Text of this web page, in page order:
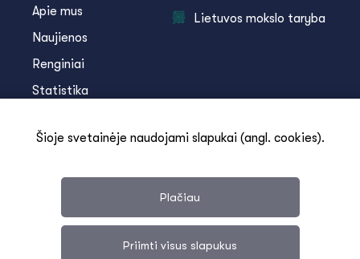
Apie mus
Naujienos
Renginiai
Statistika
Kontaktai
Lietuvos mokslo taryba
Šioje svetainėje naudojami slapukai (angl. cookies).
Plačiau
Priimti visus slapukus